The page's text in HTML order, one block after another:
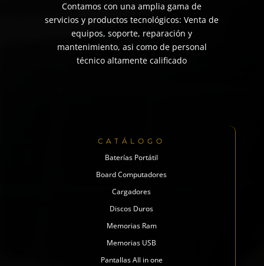
Contamos con una amplia gama de
servicios y productos tecnológicos: Venta de
equipos, soporte, reparación y
mantenimiento, asi como de personal
técnico altamente calificado
CATÁLOGO
Baterías Portátil
Board Computadores
Cargadores
Discos Duros
Memorias Ram
Memorias USB
Pantallas All in one